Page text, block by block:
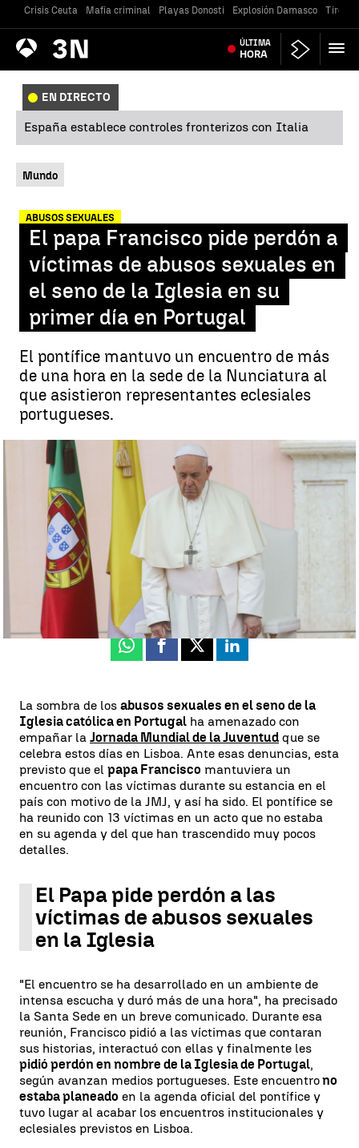
Crisis Ceuta Mafia criminal Playas Donosti Explosión Damasco Tiroteo
Antena
3 Noticias ÚLTIMA
HORA
EN DIRECTO
España establece controles fronterizos con Italia
Mundo
ABUSOS SEXUALES
El papa Francisco pide perdón a
víctimas de abusos sexuales en
el seno de la Iglesia en su
primer día en Portugal
El pontífice mantuvo un encuentro de más
de una hora en la sede de la Nunciatura al
que asistieron representantes eclesiales
portugueses.
El papa Francisco pide perdón a víctimas de abusos sexuales en el
seno de la Iglesia en su primer día en Portugal |
Europa Press
Sara Romero
Actualizado:
03 de agosto de 2023, 21:54
Publicado:
03 de agosto de 2023, 11:22
Whatsapp
Facebook
X Linkedin
La sombra de los abusos sexuales en el seno de la
Iglesia católica en Portugal ha amenazado con
empañar la Jornada Mundial de la Juventud que se
celebra estos días en Lisboa. Ante esas denuncias, esta
previsto que el papa Francisco mantuviera un
encuentro con las víctimas durante su estancia en el
país con motivo de la JMJ, y así ha sido. El pontífice se
ha reunido con 13 víctimas en un acto que no estaba
en su agenda y del que han trascendido muy pocos
detalles.
El Papa pide perdón a las
víctimas de abusos sexuales
en la Iglesia
"El encuentro se ha desarrollado en un ambiente de
intensa escucha y duró más de una hora", ha precisado
la Santa Sede en un breve comunicado. Durante esa
reunión, Francisco pidió a las víctimas que contaran
sus historias, interactuó con ellas y finalmente les
pidió perdón en nombre de la Iglesia de Portugal,
según avanzan medios portugueses. Este encuentrono
estaba planeado en la agenda oficial del pontífice y
tuvo lugar al acabar los encuentros institucionales y
eclesiales previstos en Lisboa.